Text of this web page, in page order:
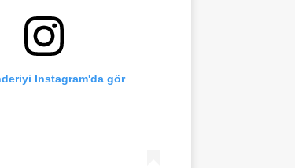
Instagram'da gör